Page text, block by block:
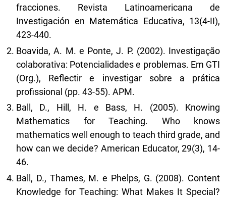
fracciones. Revista Latinoamericana de
Investigación en Matemática Educativa, 13(4-II),
423-440.
Boavida, A. M. e Ponte, J. P. (2002). Investigação
colaborativa: Potencialidades e problemas. Em GTI
(Org.), Reflectir e investigar sobre a prática
profissional (pp. 43-55). APM.
Ball, D., Hill, H. e Bass, H. (2005). Knowing
Mathematics for Teaching. Who knows
mathematics well enough to teach third grade, and
how can we decide? American Educator, 29(3), 14-
46.
Ball, D., Thames, M. e Phelps, G. (2008). Content
Knowledge for Teaching: What Makes It Special?